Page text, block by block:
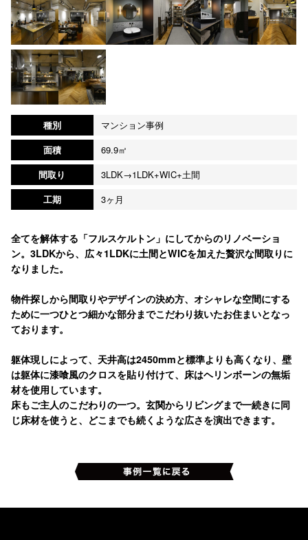
種別
マンション事例
面積
69.9㎡
間取り
3LDK→1LDK+WIC+土間
工期
3ヶ月
全てを解体する「フルスケルトン」にしてからのリノベーショ
ン。3LDKから、広々1LDKに土間とWICを加えた贅沢な間取りに
なりました。
物件探しから間取りやデザインの決め方、オシャレな空間にする
ために一つひとつ細かな部分までこだわり抜いたお住まいとなっ
ております。
躯体現しによって、天井高は2450mmと標準よりも高くなり、壁
は躯体に漆喰風のクロスを貼り付けて、床はヘリンボーンの無垢
材を使用しています。
床もご主人のこだわりの一つ。玄関からリビングまで一続きに同
じ床材を使うと、どこまでも続くような広さを演出できます。